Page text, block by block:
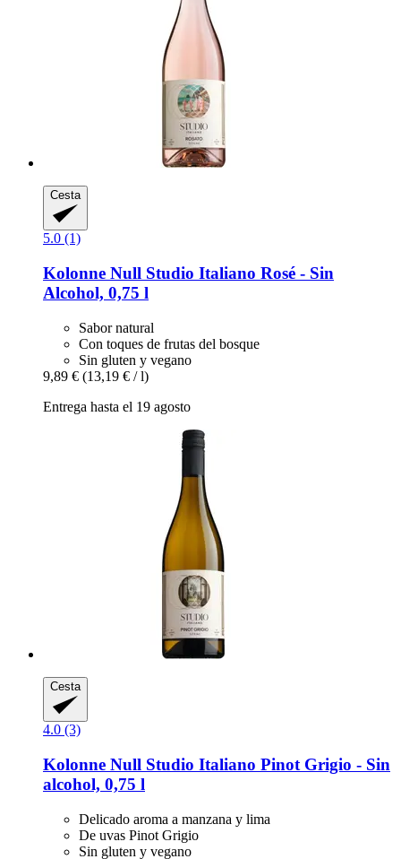
Cesta
5.0 (1)
Kolonne Null Studio Italiano Rosé -​ Sin
Alcohol, 0,75 l
Sabor natural
Con toques de frutas del bosque
Sin gluten y vegano
9,89 € (13,19 € / l)
Entrega hasta el 19 agosto
Cesta
4.0 (3)
Kolonne Null Studio Italiano Pinot Grigio -​ Sin
alcohol, 0,75 l
Delicado aroma a manzana y lima
De uvas Pinot Grigio
Sin gluten y vegano